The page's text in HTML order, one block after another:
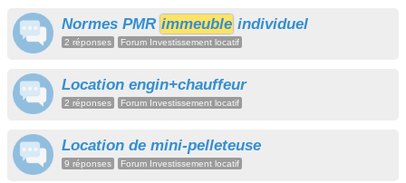
Normes PMR immeuble individuel
2 réponses Forum Investissement locatif
Location engin+chauffeur
2 réponses Forum Investissement locatif
Location de mini-pelleteuse
9 réponses Forum Investissement locatif